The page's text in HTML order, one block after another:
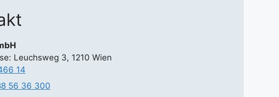
Leuchsweg 3, 1210 Wien
14
56 36 300